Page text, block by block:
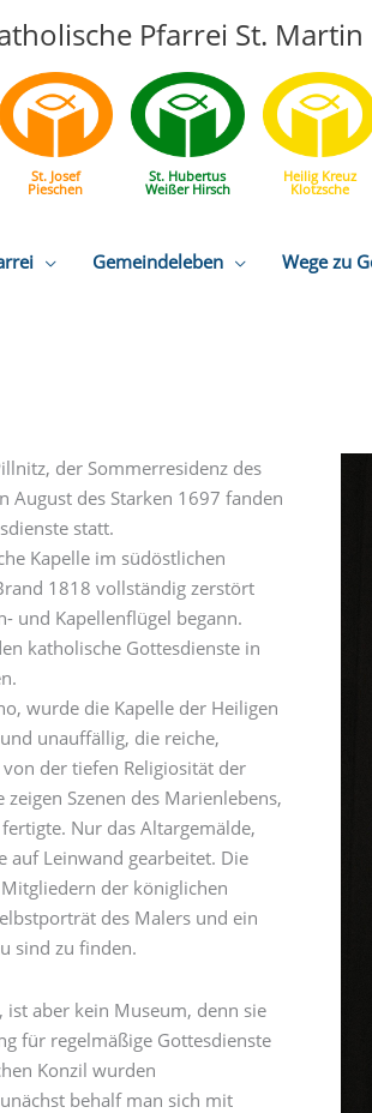
Pfarrei St.
St. Josef
Pieschen
St. Hubertus
Weißer Hirsch
Heilig Kreuz
Klotzsche
Gemeindeleben Wege zu
der Sommerresidenz des
August des Starken 1697 fanden
statt.
Kapelle im südöstlichen
1818 vollständig zerstört
und Kapellenflügel begann.
katholische Gottesdienste in
wurde die Kapelle der Heiligen
unauffällig, die reiche,
der tiefen Religiosität der
Szenen des Marienlebens,
Nur das Altargemälde,
auf Leinwand gearbeitet. Die
der königlichen
des Malers und ein
sind zu finden.
ist aber kein Museum, denn sie
für regelmäßige Gottesdienste
Konzil wurden
behalf man sich mit